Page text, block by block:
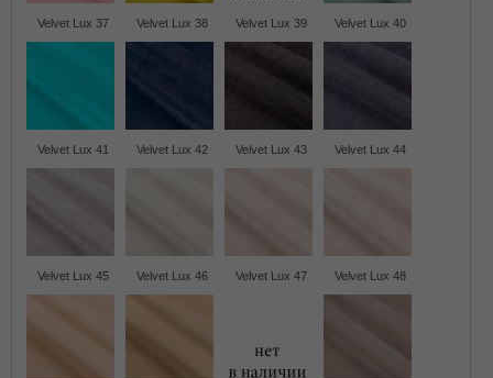
Velvet Lux 37 Velvet Lux 38 Velvet Lux 39 Velvet Lux 40
Velvet Lux 41 Velvet Lux 42 Velvet Lux 43 Velvet Lux 44
Velvet Lux 45 Velvet Lux 46 Velvet Lux 47 Velvet Lux 48